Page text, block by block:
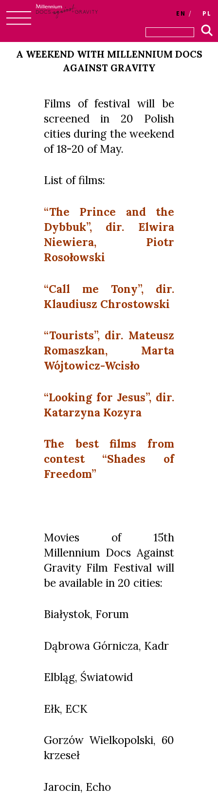
to
content
EN PL
A WEEKEND WITH MILLENNIUM DOCS
AGAINST GRAVITY
Films of festival will be
screened in 20 Polish
cities during the weekend
of 18-20 of May.
List of films:
“The Prince and the
Dybbuk”, dir. Elwira
Niewiera, Piotr
Rosołowski
“Call me Tony”, dir.
Klaudiusz Chrostowski
“Tourists”, dir. Mateusz
Romaszkan, Marta
Wójtowicz-Wcisło
“Looking for Jesus”, dir.
Katarzyna Kozyra
The best films from
contest “Shades of
Freedom”
Movies of 15th
Millennium Docs Against
Gravity Film Festival will
be available in 20 cities:
Białystok, Forum
Dąbrowa Górnicza, Kadr
Elbląg, Światowid
Ełk, ECK
Gorzów Wielkopolski, 60
krzeseł
Jarocin, Echo